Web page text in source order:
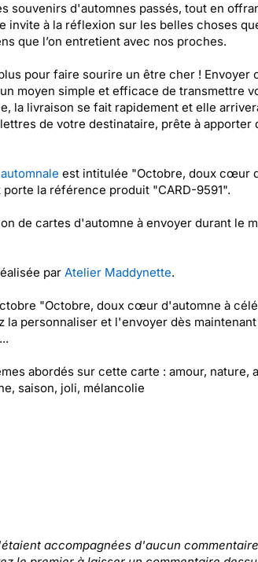
souvenirs d'automnes passés, tout en
invite à la réflexion sur les belles choses
que l’on entretient avec nos proches.
pour faire sourire un être cher ! Envoyer
moyen simple et efficace de transmettre
la livraison se fait rapidement et elle
de votre destinataire, prête à apporter
est intitulée "Octobre, doux cœur
la référence produit "CARD-9591".
de cartes d'automne à envoyer durant le
par Atelier Maddynette.
"Octobre, doux cœur d'automne à
la personnaliser et l'envoyer dès
abordés sur cette carte : amour, nature,
saison, joli, mélancolie
accompagnées d'aucun